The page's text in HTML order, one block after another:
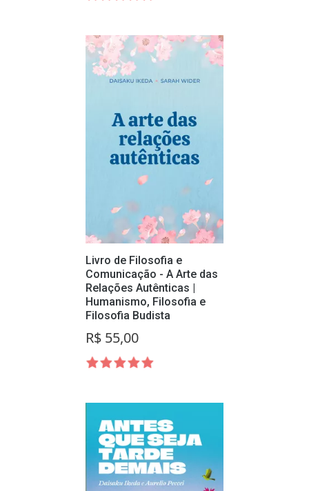
Livro de Filosofia e
Comunicação - A Arte das
Relações Autênticas |
Humanismo, Filosofia e
Filosofia Budista
R$ 55,00